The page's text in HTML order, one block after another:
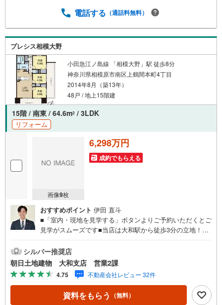
現地/物件見学（30分～）〇周辺環境のご紹介（30分～）■
設計致します。私達は様々なご要望にお応え致します！
【コロナウイルス予防対策実施中】〇ご入店時の検温とア
ルコール除菌を設置しております〇接客ブースでは、お席
の間隔を通常より広くお取りします〇全営業車に乗降車時
の消毒、除菌シート等を常備しております〇物件見学用に
使い捨てスリッパ・使い捨て手袋をご用意します。
電話する （通話料無料）
プレシス相模大野
小田急江ノ島線 「相模大野」駅 徒歩8分
神奈川県相模原市南区上鶴間本町4丁目
2014年8月（築13年）
48戸 / 地上15階建
15階 / 南東 / 64.6m2 / 3LDK
リフォーム
画像9枚
6,298万円
成約でもらえる
おすすめポイント 伊田 直斗
■「室内・現地を見学する」ボタンよりご予約いただくとご
見学がスムーズです■当店は大和駅から徒歩3分の立地！青
ったキッズコーナーやおむつ替えができる授乳室も完備お
子様連れでも安心です。提携駐車場もございます■ご来場の
際は、事前にご予約をお願いします■「室内・現地を見学す
る」ボタンよりご予約頂くとスムーズ！■現地ご案内■お客
様の貴重なお時間の中でご希望の情報をご案内します。お
およその所要時間や内容は下記をご参考ください〇ご希望
シルバー推奨店
朝日土地建物 大和支店 営業2課
4.75 不動産会社レビュー 32件
資料をもらう （無料）